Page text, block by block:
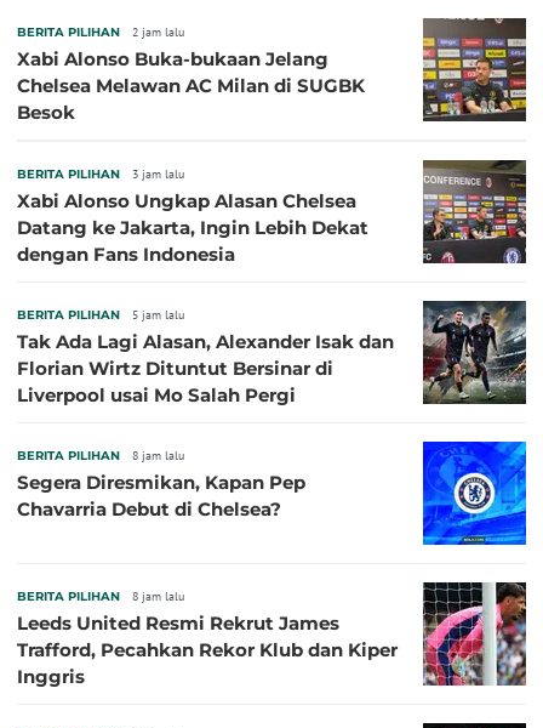
BERITA PILIHAN 2 jam lalu
Xabi Alonso Buka-bukaan Jelang
Chelsea Melawan AC Milan di SUGBK
Besok
BERITA PILIHAN 3 jam lalu
Xabi Alonso Ungkap Alasan Chelsea
Datang ke Jakarta, Ingin Lebih Dekat
dengan Fans Indonesia
BERITA PILIHAN 5 jam lalu
Tak Ada Lagi Alasan, Alexander Isak dan
Florian Wirtz Dituntut Bersinar di
Liverpool usai Mo Salah Pergi
BERITA PILIHAN 8 jam lalu
Segera Diresmikan, Kapan Pep
Chavarria Debut di Chelsea?
BERITA PILIHAN 8 jam lalu
Leeds United Resmi Rekrut James
Trafford, Pecahkan Rekor Klub dan Kiper
Inggris